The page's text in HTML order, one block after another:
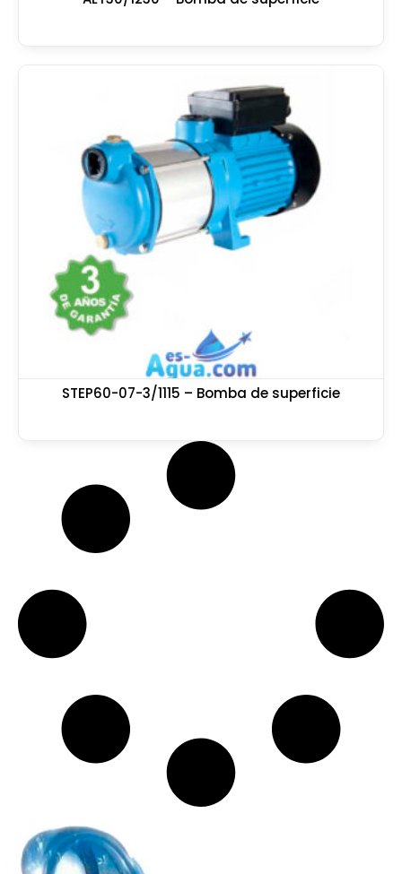
STEP60-07-3/1115 – Bomba de superficie